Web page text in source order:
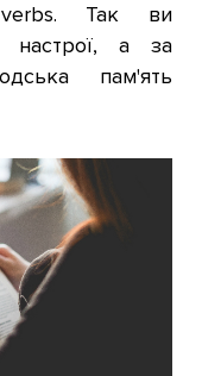
verbs. Так ви
настрої, а за
пам'ять